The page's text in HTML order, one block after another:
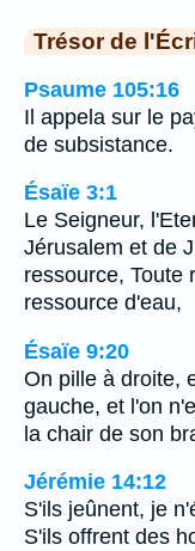
Trésor de
Psaume 105:16
Il appela sur le
de subsistance.
Ésaïe 3:1
Le Seigneur,
Jérusalem et de
ressource, Toute
ressource d'eau,
Ésaïe 9:20
On pille à droite,
gauche, et l'on
la chair de son
Jérémie 14:12
S'ils jeûnent, je
S'ils offrent des